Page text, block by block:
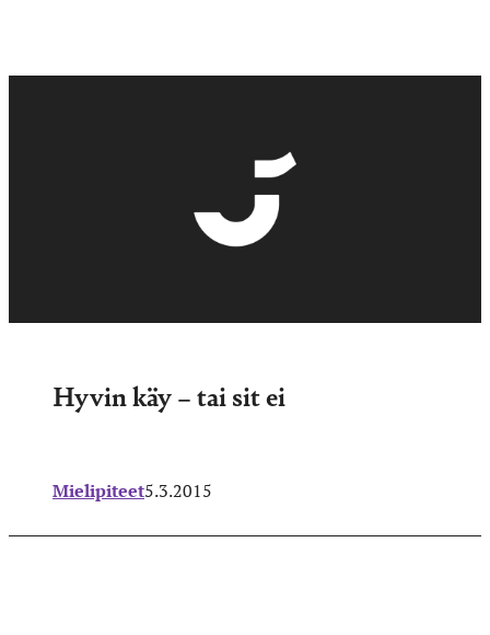
Hyvin käy – tai sit ei
Mielipiteet5.3.2015